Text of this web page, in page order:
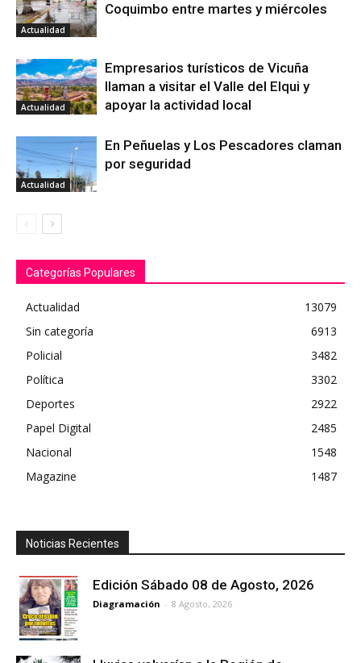
Actualidad
Coquimbo entre martes y miércoles
Actualidad
Empresarios turísticos de Vicuña
llaman a visitar el Valle del Elqui y
apoyar la actividad local
Actualidad
En Peñuelas y Los Pescadores claman
por seguridad
Categorías Populares
Actualidad
13079
Sin categoría
6913
Policial
3482
Política
3302
Deportes
2922
Papel Digital
2485
Nacional
1548
Magazine
1487
Noticias Recientes
Edición Sábado 08 de Agosto, 2026
Diagramación - 8 Agosto, 2026